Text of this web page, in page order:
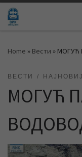
Skip to content
Home » Вести » МОГУЋ
ВЕСТИ
МОГУЋ